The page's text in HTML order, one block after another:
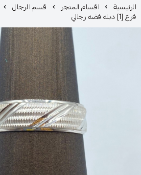
الرئيسية اقسام المتجر قسم الرجال
فرع [1] دبله فضه رجالي